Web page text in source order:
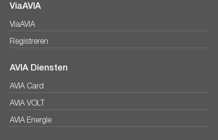
ViaAVIA
ViaAVIA
Registreren
AVIA Diensten
AVIA Card
AVIA VOLT
AVIA Energie